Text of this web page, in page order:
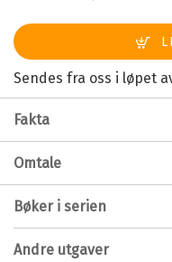
Sendes fra oss i løpet
Fakta
Forfatter:
Innbinding:
Alder:
Omtale
eventyr!
kastes de ut i et
Bøker i serien
Andre utgaver